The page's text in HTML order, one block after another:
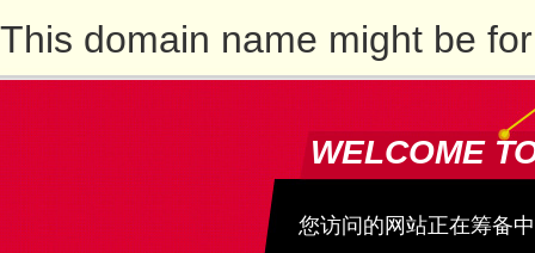
This domain name might be
WELCOME
您访问的网站正在筹备